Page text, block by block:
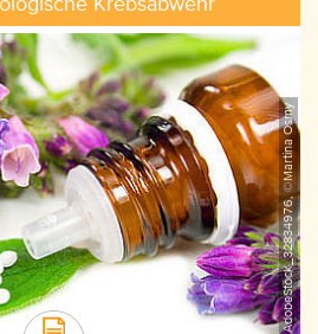
AdobeStock_32834976, ©Martina Osmy